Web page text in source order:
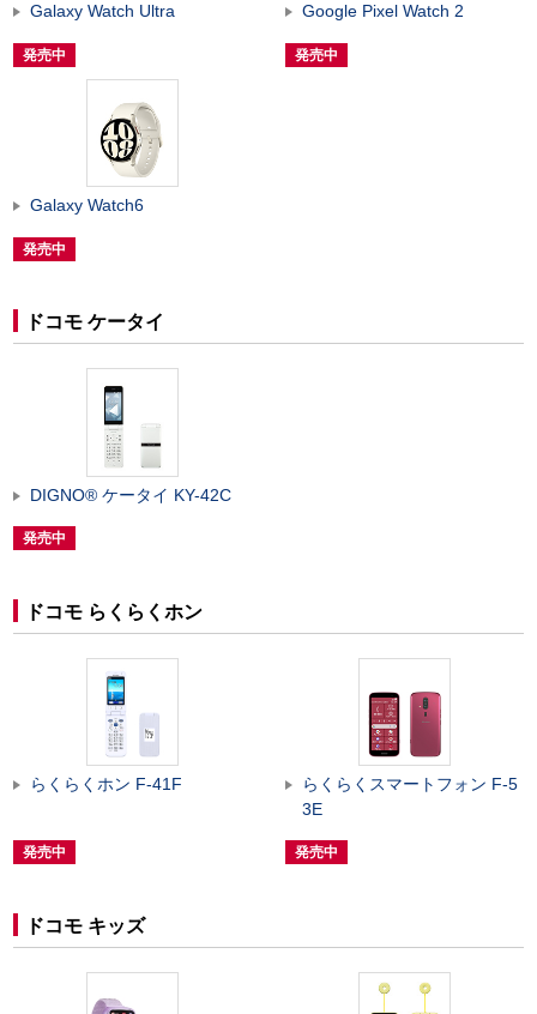
Galaxy Watch Ultra
発売中
Google Pixel Watch 2
発売中
Galaxy Watch6
発売中
ドコモ ケータイ
DIGNO® ケータイ KY-42C
発売中
ドコモ らくらくホン
らくらくホン F-41F
発売中
らくらくスマートフォン F-5
3E
発売中
ドコモ キッズ